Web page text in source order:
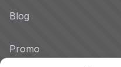
Blog
Promo